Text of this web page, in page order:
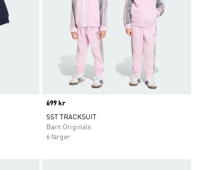
Price
699 kr
SST TRACKSUIT
Barn Originals
6 färger